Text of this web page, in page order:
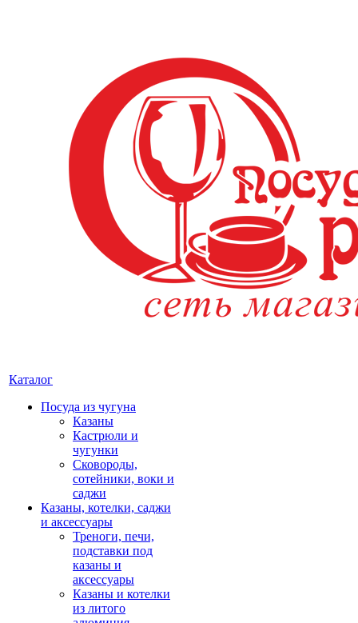
Каталог
Посуда из чугуна
Казаны
Кастрюли и
чугунки
Сковороды,
сотейники, воки и
саджи
Казаны, котелки, саджи
и аксессуары
Треноги, печи,
подставки под
казаны и
аксессуары
Казаны и котелки
из литого